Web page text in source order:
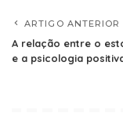
ARTIGO ANTERIOR
A relação entre o
e a psicologia